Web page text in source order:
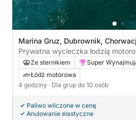
Marina Gruz, Dubrownik,
Prywatna wycieczka łodzią
Jaskini w Dubrowniku
Ze sternikiem
Super
Łódź motorowa
4 godziny · Dla grup do 10 osób
Paliwo wliczone w cenę
Anulowanie elastyczne